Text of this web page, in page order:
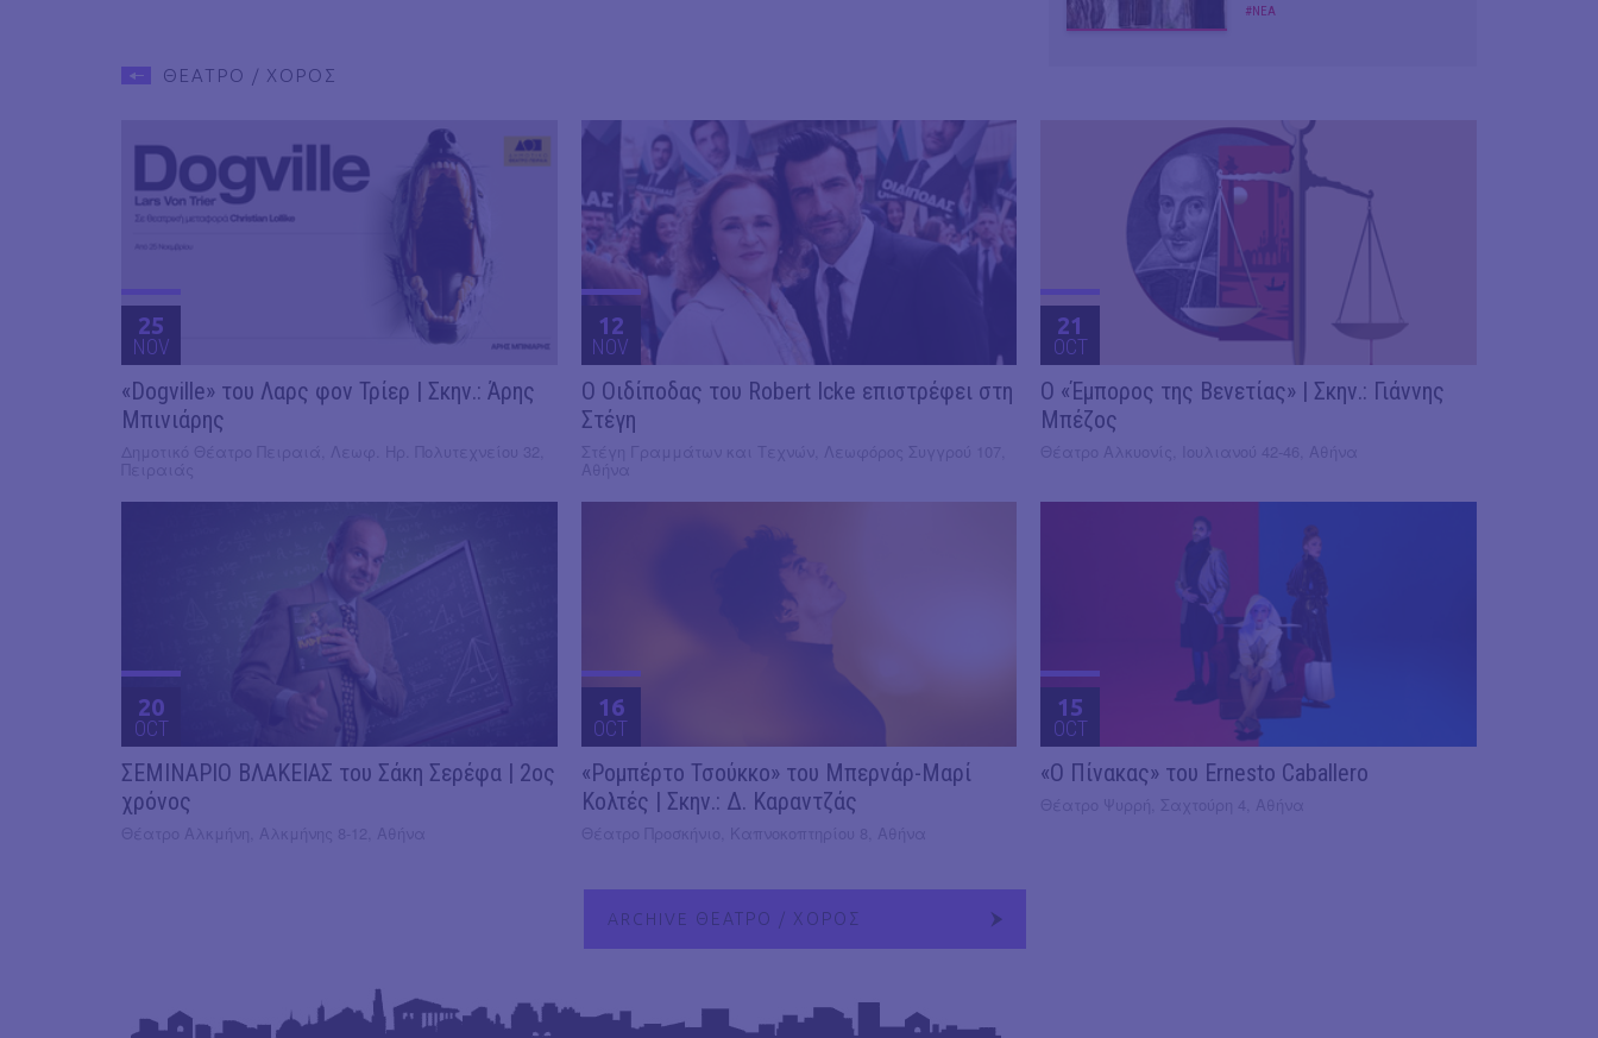
#ΝΕΑ
ΘΕΑΤΡΟ / ΧΟΡΟΣ
25
NOV
«Dogville» του Λαρς φον Τρίερ | Σκην.: Άρης
Μπινιάρης
12
NOV
O Οιδίποδας του Robert Icke επιστρέφει στη
Στέγη
21
OCT
Ο «Έμπορος της Βενετίας» | Σκην.: Γιάννης
Μπέζος
20
OCT
ΣΕΜΙΝΑΡΙΟ ΒΛΑΚΕΙΑΣ του Σάκη Σερέφα | 2ος
χρόνος
16
OCT
«Ρομπέρτο Τσούκκο» του Μπερνάρ-Μαρί
Κολτές | Σκην.: Δ. Καραντζάς
15
OCT
«Ο Πίνακας» του Ernesto Caballero
ARCHIVE ΘΕΑΤΡΟ / ΧΟΡΟΣ